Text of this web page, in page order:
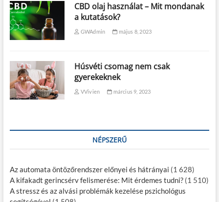
CBD olaj használat – Mit mondanak
a kutatások?
GWAdmin május 8, 2023
Húsvéti csomag nem csak
gyerekeknek
VVivien március 9, 2023
NÉPSZERŰ
Az automata öntözőrendszer előnyei és hátrányai (1 628)
A kifakadt gerincsérv felismerése: Mit érdemes tudni? (1 510)
A stressz és az alvási problémák kezelése pszichológus